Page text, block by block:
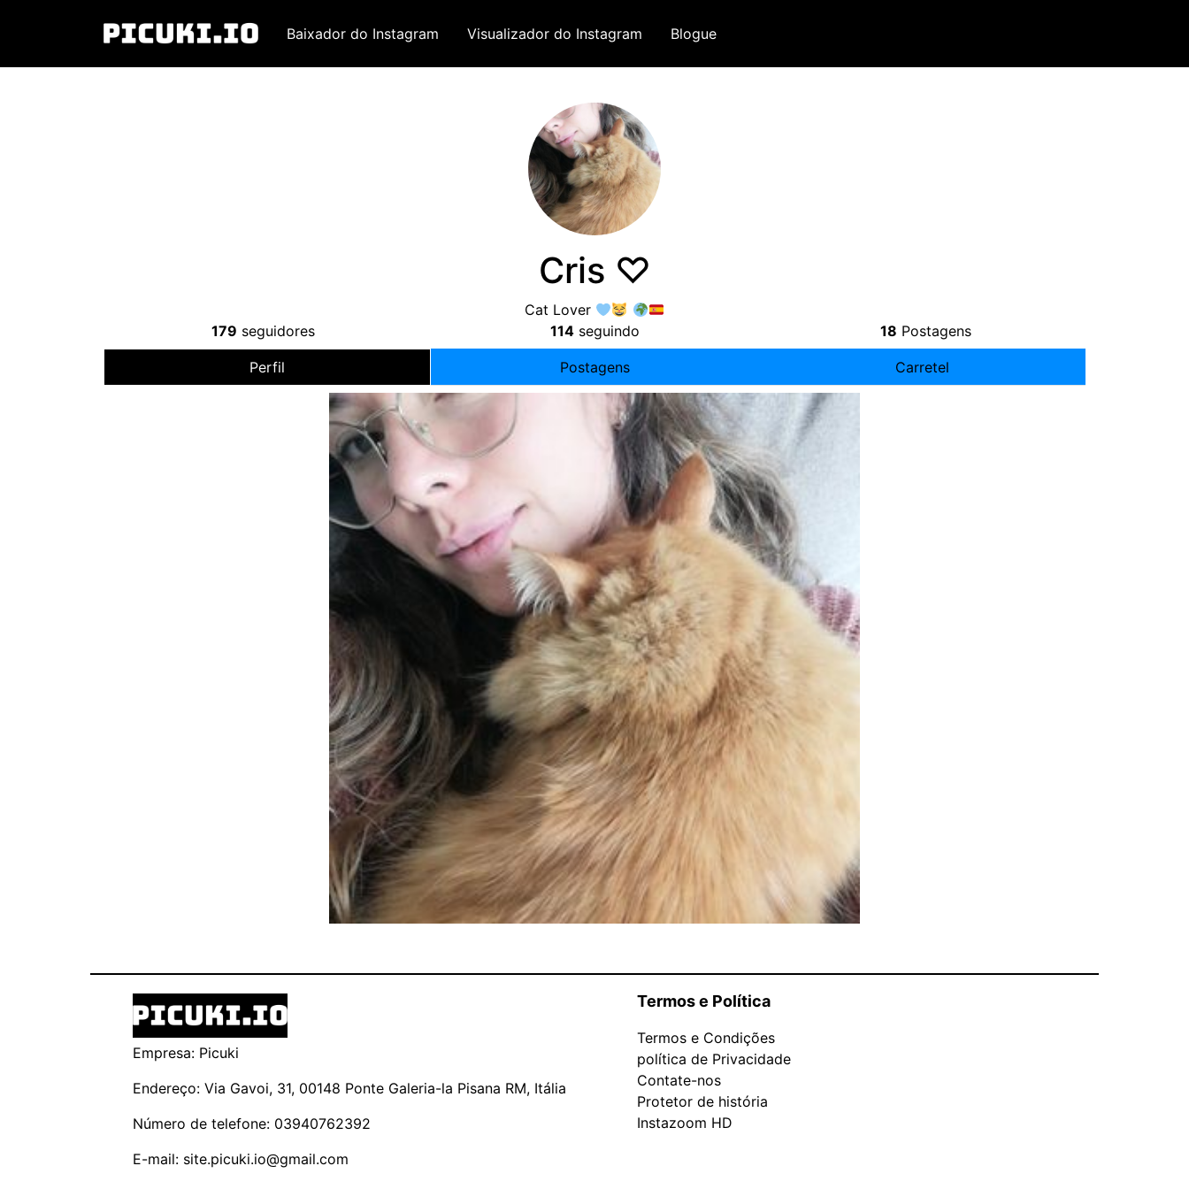
Baixador do Instagram Visualizador do Instagram Blogue
Cris ♡
Cat Lover
179 seguidores 114seguindo 18 Postagens
Perfil Postagens Carretel
Empresa: Picuki
Endereço: Via Gavoi, 31, 00148 Ponte Galeria-la Pisana RM, Itália
Número de telefone: 03940762392
E-mail: site.picuki.io@gmail.com
Termos e Política
Termos e Condições
política de Privacidade
Contate-nos
Protetor de história
Instazoom HD